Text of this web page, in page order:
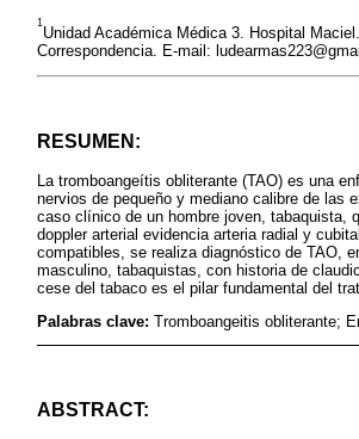
1
Unidad Académica Médica 3. Hospital
Correspondencia. E-mail:
RESUMEN:
La tromboangeítis obliterante (TAO) es una
nervios de pequeño y mediano calibre de las
caso clínico de un hombre joven, tabaquista,
doppler arterial evidencia arteria radial y
compatibles, se realiza diagnóstico de TAO,
masculino, tabaquistas, con historia de
cese del tabaco es el pilar fundamental del
Palabras clave: Tromboangeitis obliterante;
ABSTRACT: